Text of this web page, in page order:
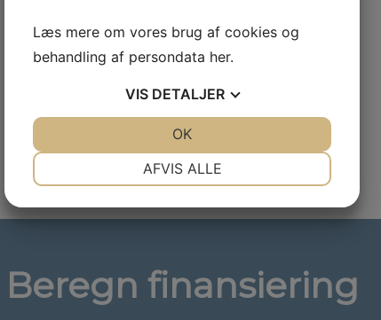
Hvid
Beregn finansiering
Læs mere om vores brug af cookies og
behandling af persondata her.
VIS DETALJER
MARKETING STATISTIK
AFVIS ALLE
OK